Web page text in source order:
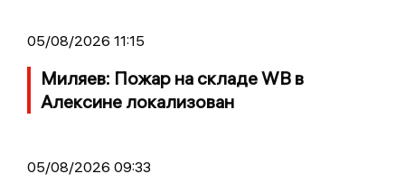
05/08/2026 11:15
Миляев: Пожар на складе WB в
Алексине локализован
05/08/2026 09:33